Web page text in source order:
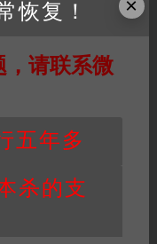
本站，购买或
律法规。
本杀资源内容的版
有侵权，请发邮
况属实，我们将
非剧本杀资源自
赞助费，用于本
×
恢复！
，请联系微
五年多
杀的支